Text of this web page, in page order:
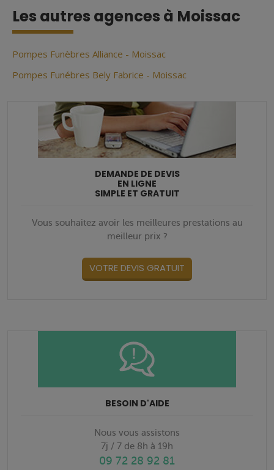
Les autres agences à Moissac
Pompes Funèbres Alliance - Moissac
Pompes Funébres Bely Fabrice - Moissac
DEMANDE DE DEVIS
EN LIGNE
SIMPLE ET GRATUIT
Vous souhaitez avoir les meilleures prestations au
meilleur prix ?
VOTRE DEVIS GRATUIT
BESOIN D'AIDE
Nous vous assistons
7j / 7 de 8h à 19h
09 72 28 92 81